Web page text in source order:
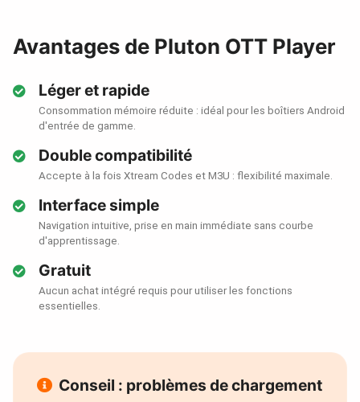
Avantages de Pluton OTT Player
Léger et rapide
Consommation mémoire réduite : idéal pour les boîtiers Android
d'entrée de gamme.
Double compatibilité
Accepte à la fois Xtream Codes et M3U : flexibilité maximale.
Interface simple
Navigation intuitive, prise en main immédiate sans courbe
d'apprentissage.
Gratuit
Aucun achat intégré requis pour utiliser les fonctions
essentielles.
Conseil : problèmes de chargement